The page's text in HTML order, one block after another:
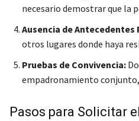
necesario demostrar que la
Ausencia de Antecedentes
otros lugares donde haya
Pruebas de Convivencia:
empadronamiento
Pasos para Solicitar